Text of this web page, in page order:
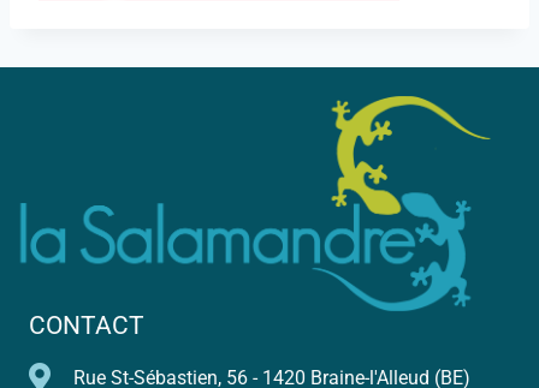
CONTACT
Rue St-Sébastien, 56 - 1420 Braine-l'Alleud (BE)